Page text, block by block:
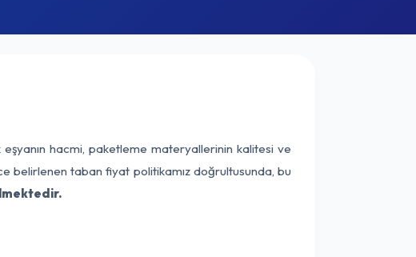
eşyanın hacmi, paketleme materyallerinin kalitesi ve
belirlenen taban fiyat politikamız doğrultusunda, bu